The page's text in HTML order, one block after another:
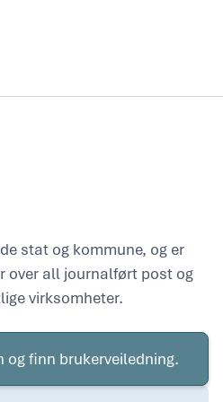
stat og kommune, og er
over all journalført post og
virksomheter.
og finn brukerveiledning.